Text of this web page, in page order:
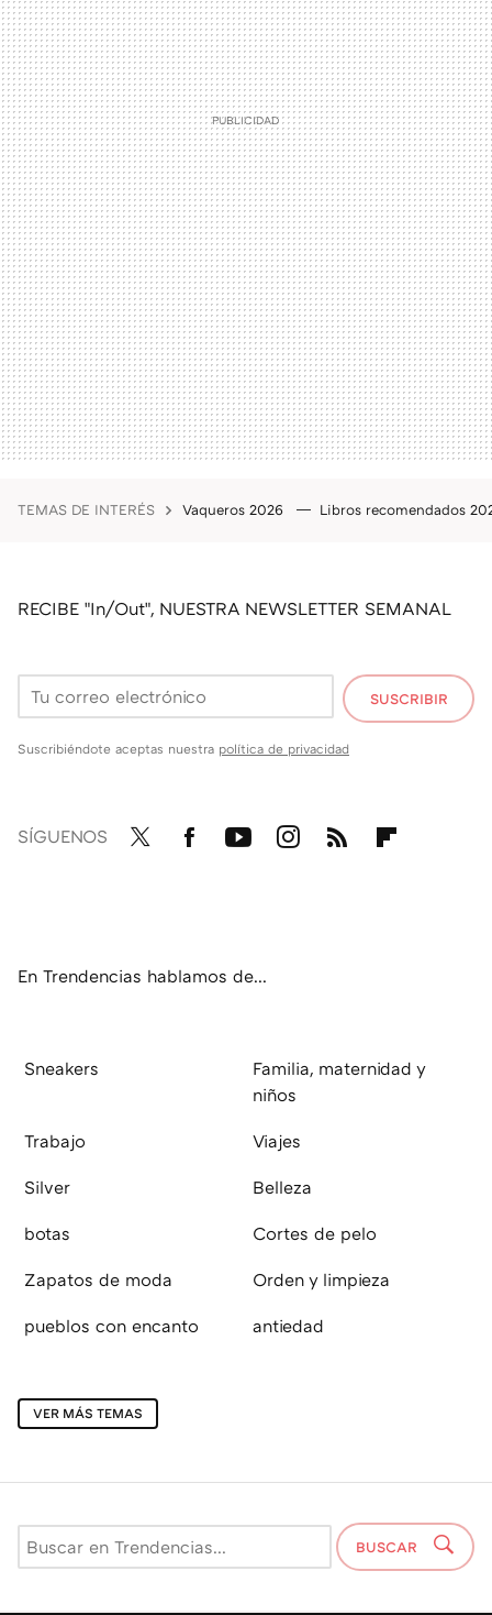
TEMAS DE INTERÉS Vaqueros 2026 Libros recomendados
RECIBE "In/Out", NUESTRA NEWSLETTER SEMANAL
SUSCRIBIR
Suscribiéndote aceptas nuestra política de privacidad
SÍGUENOS
En Trendencias hablamos de...
Sneakers
Familia, maternidad y
niños
Trabajo Viajes
Silver Belleza
botas Cortes de pelo
Zapatos de moda Orden y limpieza
pueblos con encanto antiedad
VER MÁS TEMAS
BUSCAR